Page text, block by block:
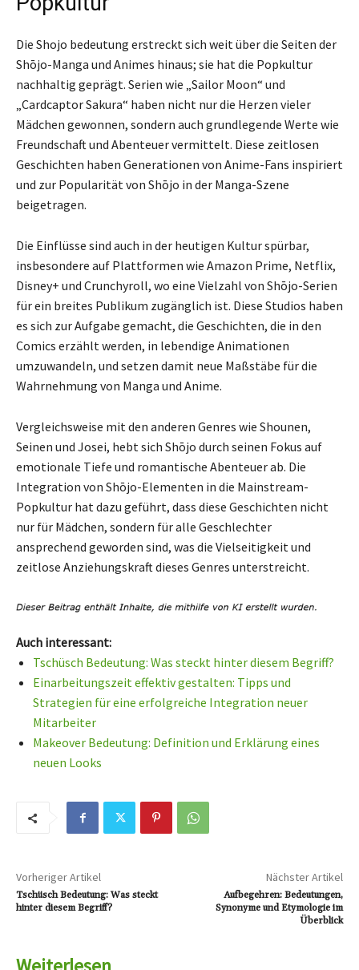
Die Shojo bedeutung erstreckt sich weit über die Seiten der
Shōjo-Manga und Animes hinaus; sie hat die Popkultur
nachhaltig geprägt. Serien wie „Sailor Moon“ und
„Cardcaptor Sakura“ haben nicht nur die Herzen vieler
Mädchen gewonnen, sondern auch grundlegende Werte wie
Freundschaft und Abenteuer vermittelt. Diese zeitlosen
Geschichten haben Generationen von Anime-Fans inspiriert
und zur Popularität von Shōjo in der Manga-Szene
beigetragen.
Die Einflüsse sind auch in der heutigen Kultur spürbar,
insbesondere auf Plattformen wie Amazon Prime, Netflix,
Disney+ und Crunchyroll, wo eine Vielzahl von Shōjo-Serien
für ein breites Publikum zugänglich ist. Diese Studios haben
es sich zur Aufgabe gemacht, die Geschichten, die in den
Comics erzählt werden, in lebendige Animationen
umzuwandeln, und setzen damit neue Maßstäbe für die
Wahrnehmung von Manga und Anime.
Vergleichsweise mit den anderen Genres wie Shounen,
Seinen und Josei, hebt sich Shōjo durch seinen Fokus auf
emotionale Tiefe und romantische Abenteuer ab. Die
Integration von Shōjo-Elementen in die Mainstream-
Popkultur hat dazu geführt, dass diese Geschichten nicht
nur für Mädchen, sondern für alle Geschlechter
ansprechend geworden sind, was die Vielseitigkeit und
zeitlose Anziehungskraft dieses Genres unterstreicht.
Auch interessant:
Tschüsch Bedeutung: Was steckt hinter diesem Begriff?
Einarbeitungszeit effektiv gestalten: Tipps und
Strategien für eine erfolgreiche Integration neuer
Mitarbeiter
Makeover Bedeutung: Definition und Erklärung eines
neuen Looks
Vorheriger Artikel
Tschüsch Bedeutung: Was steckt
hinter diesem Begriff?
Nächster Artikel
Aufbegehren: Bedeutungen,
Synonyme und Etymologie im
Überblick